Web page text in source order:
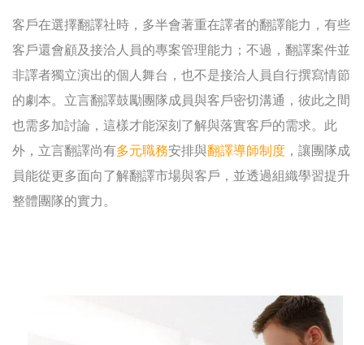
客戶在選擇翻譯社時，多半會著重在譯者的翻譯能力，有些
客戶還會顧及接洽人員的專案管理能力；不過，翻譯案件並
非譯者獨立演出的個人舞台，也不是接洽人員自行撰寫情節
的劇本。立言翻譯鼓勵團隊成員與客戶密切溝通，彼此之間
也需多加討論，這樣才能深刻了解與落實客戶的需求。此
外，立言翻譯尚有 多元職務安排與翻譯導師制度 ，讓團隊成
員能從更多面向了解翻譯市場與客戶，並透過組織學習提升
整體團隊的實力。